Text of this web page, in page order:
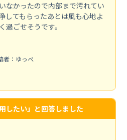
なかったので内部まで汚れてい
してもらったあとは風も心地よ
過ごせそうです。
者：ゆっぺ
したい」と回答しました